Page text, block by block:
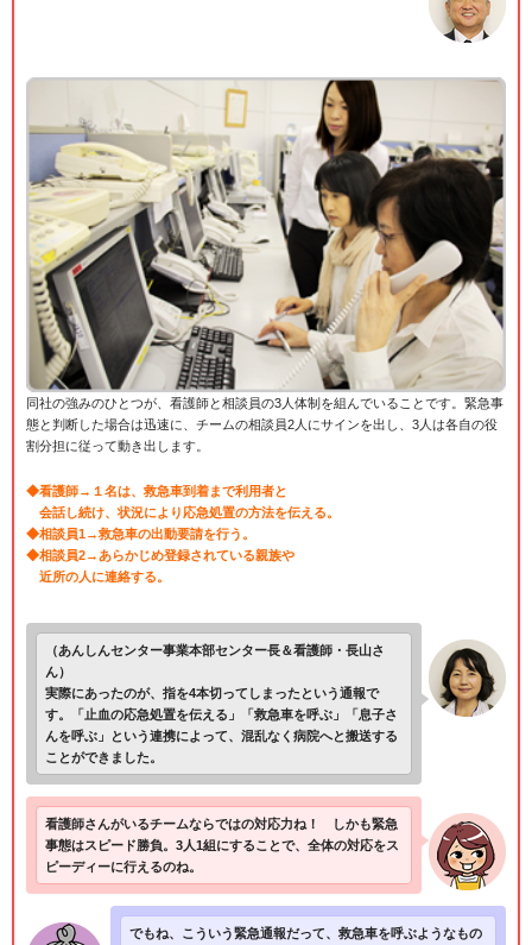
同社の強みのひとつが、看護師と相談員の3人体制を組んでいることです。緊急事
態と判断した場合は迅速に、チームの相談員2人にサインを出し、3人は各自の役
割分担に従って動き出します。
◆看護師→１名は、救急車到着まで利用者と
会話し続け、状況により応急処置の方法を伝える。
◆相談員1→救急車の出動要請を行う。
◆相談員2→あらかじめ登録されている親族や
近所の人に連絡する。
（あんしんセンター事業本部センター長＆看護師・長山さ
ん）
実際にあったのが、指を4本切ってしまったという通報で
す。「止血の応急処置を伝える」「救急車を呼ぶ」「息子さ
んを呼ぶ」という連携によって、混乱なく病院へと搬送する
ことができました。
看護師さんがいるチームならではの対応力ね！ しかも緊急
事態はスピード勝負。3人1組にすることで、全体の対応をス
ピーディーに行えるのね。
でもね、こういう緊急通報だって、救急車を呼ぶようなもの